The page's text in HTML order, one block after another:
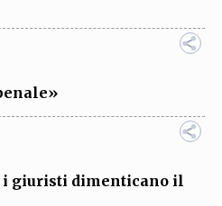
i giuristi dimenticano il